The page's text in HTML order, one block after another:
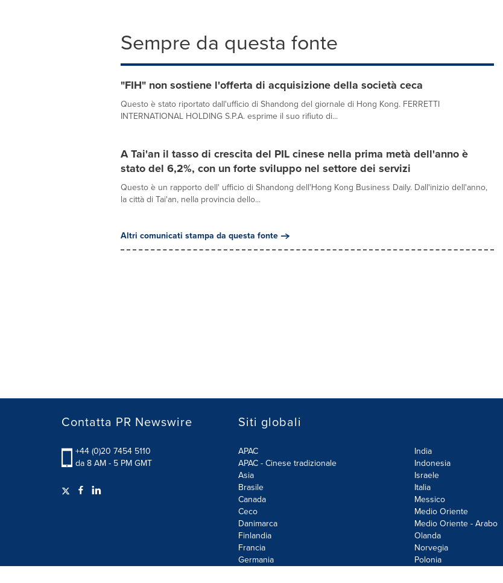
Sempre da questa fonte
"FIH" non sostiene l'offerta di acquisizione della società ceca
Questo è stato riportato dall'ufficio di Shandong del giornale di Hong Kong. FERRETTI
INTERNATIONAL HOLDING S.P.A. esprime il suo rifiuto di...
A Tai'an il tasso di crescita del PIL cinese nella prima metà dell'anno è
stato del 6,2%, con un forte sviluppo nel settore dei servizi
Questo è un rapporto dell' ufficio di Shandong dell'Hong Kong Business Daily. Dall'inizio dell'anno,
la città di Tai'an, nella provincia dello...
Altri comunicati stampa da questa fonte
Contatta PR Newswire
+44 (0)20 7454 5110
da 8 AM - 5 PM GMT
Siti globali
APAC
APAC - Cinese tradizionale
Asia
Brasile
Canada
Ceco
Danimarca
Finlandia
Francia
Germania
India
Indonesia
Israele
Italia
Messico
Medio Oriente
Medio Oriente - Arabo
Olanda
Norvegia
Polonia